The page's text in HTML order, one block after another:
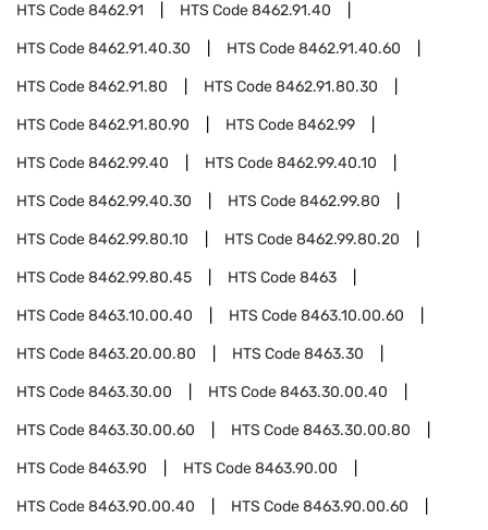
HTS Code8462.91 HTS Code8462.91.40
HTS Code8462.91.40.30 HTS Code8462.91.40.60
HTS Code8462.91.80 HTS Code8462.91.80.30
HTS Code8462.91.80.90 HTS Code8462.99
HTS Code8462.99.40 HTS Code8462.99.40.10
HTS Code8462.99.40.30 HTS Code8462.99.80
HTS Code8462.99.80.10 HTS Code8462.99.80.20
HTS Code8462.99.80.45 HTS Code8463
HTS Code8463.10.00.40 HTS Code8463.10.00.60
HTS Code8463.20.00.80 HTS Code8463.30
HTS Code8463.30.00 HTS Code8463.30.00.40
HTS Code8463.30.00.60 HTS Code8463.30.00.80
HTS Code8463.90 HTS Code8463.90.00
HTS Code8463.90.00.40 HTS Code8463.90.00.60